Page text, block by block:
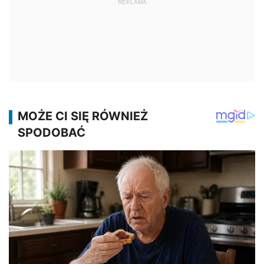
REKLAMA